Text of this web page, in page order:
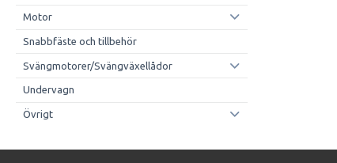
Motor
Snabbfäste och tillbehör
Svängmotorer/Svängväxellådor
Undervagn
Övrigt